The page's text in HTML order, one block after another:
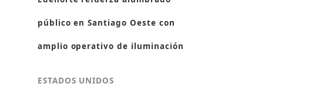
público en Santiago Oeste con
amplio operativo de iluminación
ESTADOS UNIDOS